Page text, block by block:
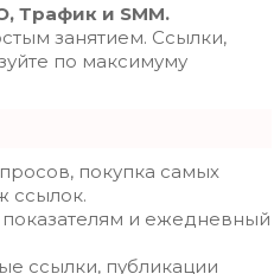
Трафик и SMM.
занятием. Ссылки,
по максимуму
покупка самых
ссылок.
и ежедневный
ссылки, публикации